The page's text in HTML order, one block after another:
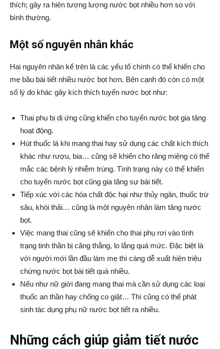
thích; gây ra hiện tượng lượng nước bọt nhiều hơn so với
bình thường.
Một số nguyên nhân khác
Hai nguyên nhân kể trên là các yếu tố chính có thể khiến cho
mẹ bầu bài tiết nhiều nước bọt hơn. Bên cạnh đó còn có một
số lý do khác gây kích thích tuyến nước bọt như:
Thai phụ bị dị ứng cũng khiến cho tuyến nước bọt gia tăng
hoạt động.
Hút thuốc lá khi mang thai hay sử dụng các chất kích thích
khác như rượu, bia… cũng sẽ khiến cho răng miệng có thể
mắc các bệnh lý nhiễm trùng. Tình trạng này có thể khiến
cho tuyến nước bọt cũng gia tăng sự bài tiết.
Tiếp xúc với các hóa chất độc hại như thủy ngân, thuốc trừ
sâu, khói thải… cũng là một nguyên nhân làm tăng nước
bọt.
Việc mang thai cũng sẽ khiến cho thai phụ rơi vào tình
trạng tinh thần bị căng thẳng, lo lắng quá mức. Đặc biệt là
với người mới lần đầu làm mẹ thì càng dễ xuất hiện triệu
chứng nước bọt bài tiết quá nhiều.
Nếu như nữ giới đang mang thai mà cần sử dụng các loại
thuốc an thần hay chống co giật… Thì cũng có thể phát
sinh tác dụng phụ nữ nước bọt tiết ra nhiều.
Những cách giúp giảm tiết nước